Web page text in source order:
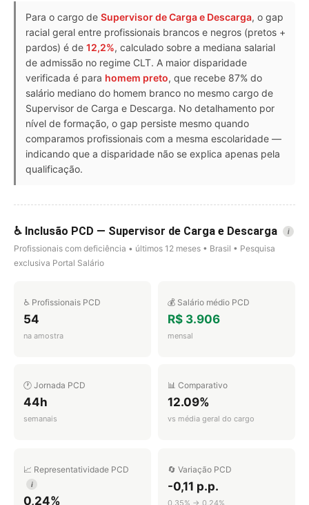
Para o cargo de Supervisor de Carga e Descarga, o gap
racial geral entre profissionais brancos e negros (pretos +
pardos) é de 12,2%, calculado sobre a mediana salarial
de admissão no regime CLT. A maior disparidade
verificada é para homem preto, que recebe 87% do
salário mediano do homem branco no mesmo cargo de
Supervisor de Carga e Descarga. No detalhamento por
nível de formação, o gap persiste mesmo quando
comparamos profissionais com a mesma escolaridade —
indicando que a disparidade não se explica apenas pela
qualificação.
♿ Inclusão PCD — Supervisor de Carga e Descarga i
Profissionais com deficiência • últimos 12 meses • Brasil • Pesquisa
exclusiva Portal Salário
♿ Profissionais PCD
54
na amostra
💰 Salário médio PCD
R$ 3.906
mensal
🕐 Jornada PCD
44h
semanais
📊 Comparativo
12.09%
vs média geral do cargo
📈 Representatividade PCD
i
0,24%
🔄 Variação PCD
-0,11 p.p.
0,35% → 0,24%